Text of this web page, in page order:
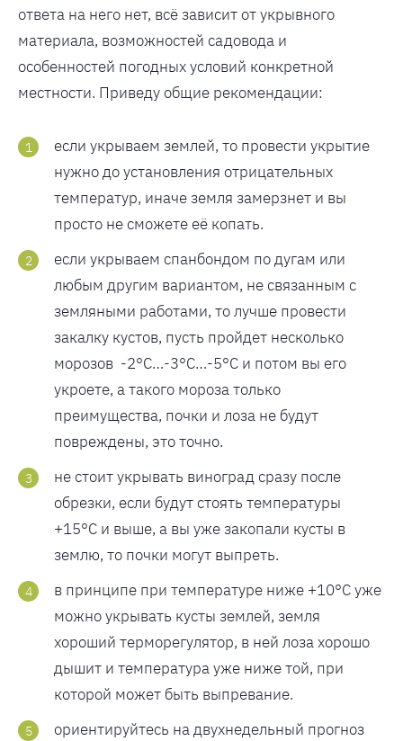
ответа на него нет, всё зависит от укрывного
материала, возможностей садовода и
особенностей погодных условий конкретной
местности. Приведу общие рекомендации:
если укрываем землей, то провести укрытие
нужно до установления отрицательных
температур, иначе земля замерзнет и вы
просто не сможете её копать.
если укрываем спанбондом по дугам или
любым другим вариантом, не связанным с
земляными работами, то лучше провести
закалку кустов, пусть пройдет несколько
морозов -2°С…-3°С…-5°С и потом вы его
укроете, а такого мороза только
преимущества, почки и лоза не будут
повреждены, это точно.
не стоит укрывать виноград сразу после
обрезки, если будут стоять температуры
+15°С и выше, а вы уже закопали кусты в
землю, то почки могут выпреть.
в принципе при температуре ниже +10°С уже
можно укрывать кусты землей, земля
хороший терморегулятор, в ней лоза хорошо
дышит и температура уже ниже той, при
которой может быть выпревание.
ориентируйтесь на двухнедельный прогноз